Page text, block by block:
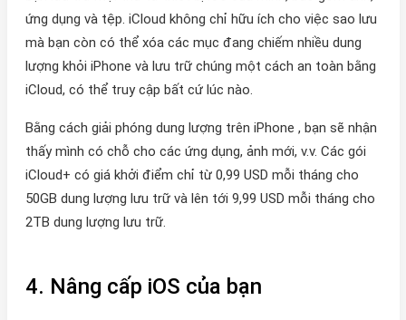
ứng dụng và tệp. iCloud không chỉ hữu ích cho việc sao lưu
mà bạn còn có thể xóa các mục đang chiếm nhiều dung
lượng khỏi iPhone và lưu trữ chúng một cách an toàn bằng
iCloud, có thể truy cập bất cứ lúc nào.
Bằng cách giải phóng dung lượng trên iPhone , bạn sẽ nhận
thấy mình có chỗ cho các ứng dụng, ảnh mới, v.v. Các gói
iCloud+ có giá khởi điểm chỉ từ 0,99 USD mỗi tháng cho
50GB dung lượng lưu trữ và lên tới 9,99 USD mỗi tháng cho
2TB dung lượng lưu trữ.
4. Nâng cấp iOS của bạn